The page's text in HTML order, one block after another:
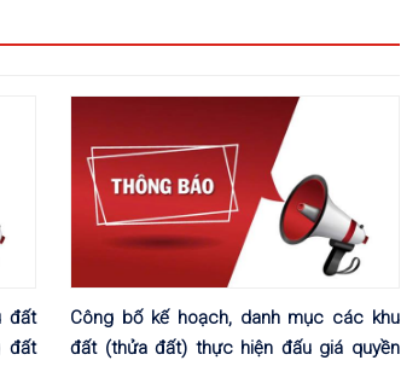
đất
đất
Công bố kế hoạch, danh mục các khu
đất (thửa đất) thực hiện đấu giá quyền